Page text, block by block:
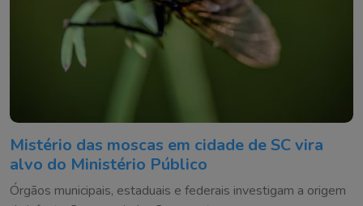
Mistério das moscas em cidade de SC vira
alvo do Ministério Público
Órgãos municipais, estaduais e federais investigam a origem